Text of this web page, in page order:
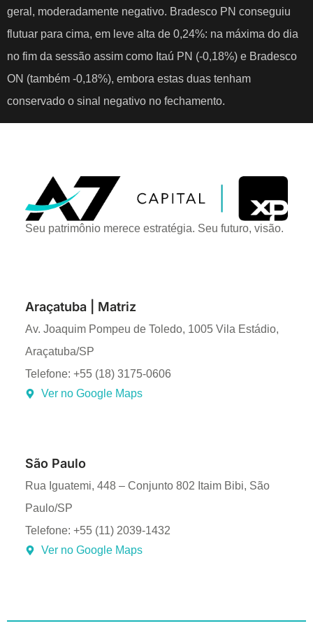
geral, moderadamente negativo. Bradesco PN conseguiu
flutuar para cima, em leve alta de 0,24%: na máxima do dia
no fim da sessão assim como Itaú PN (-0,18%) e Bradesco
ON (também -0,18%), embora estas duas tenham
conservado o sinal negativo no fechamento.
Seu patrimônio merece estratégia. Seu futuro, visão.
Araçatuba | Matriz
Av. Joaquim Pompeu de Toledo, 1005 Vila Estádio,
Araçatuba/SP
Telefone: +55 (18) 3175-0606
Ver no Google Maps
São Paulo
Rua Iguatemi, 448 – Conjunto 802 Itaim Bibi, São
Paulo/SP
Telefone: +55 (11) 2039-1432
Ver no Google Maps